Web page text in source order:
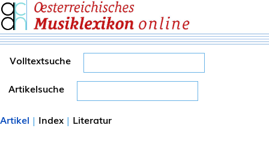
Volltextsuche
Artikelsuche
Artikel | Index | Literatur